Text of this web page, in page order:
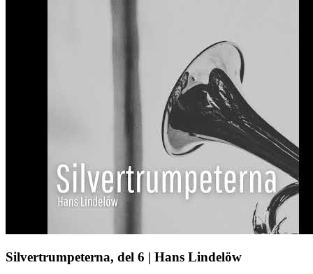
Silvertrumpeterna, del 6 | Hans Lindelöw